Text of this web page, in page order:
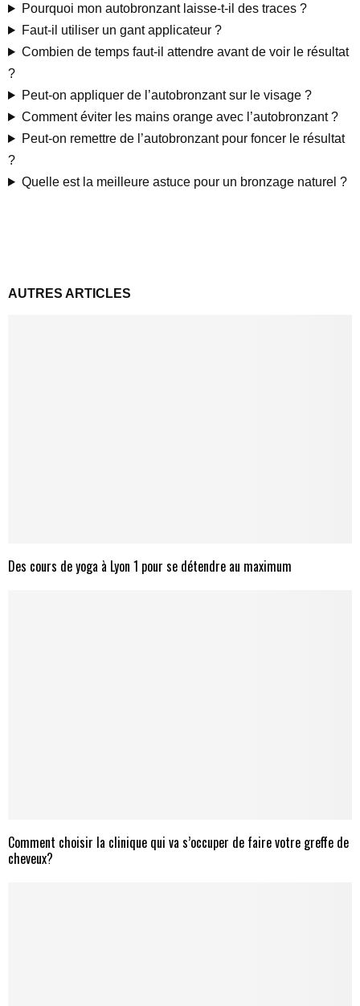
Pourquoi mon autobronzant laisse-t-il des traces ?
Faut-il utiliser un gant applicateur ?
Combien de temps faut-il attendre avant de voir le résultat
?
Peut-on appliquer de l’autobronzant sur le visage ?
Comment éviter les mains orange avec l’autobronzant ?
Peut-on remettre de l’autobronzant pour foncer le résultat
?
Quelle est la meilleure astuce pour un bronzage naturel ?
AUTRES ARTICLES
Des cours de yoga à Lyon 1 pour se détendre au maximum
Comment choisir la clinique qui va s’occuper de faire votre greffe de
cheveux?